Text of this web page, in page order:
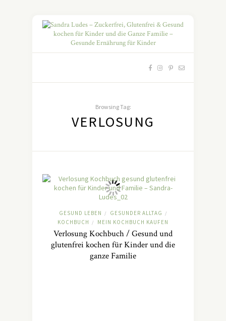
Browsing Tag:
VERLOSUNG
GESUND LEBEN / GESUNDER ALLTAG /
KOCHBUCH / MEIN KOCHBUCH KAUFEN
Verlosung Kochbuch / Gesund und
glutenfrei kochen für Kinder und die
ganze Familie